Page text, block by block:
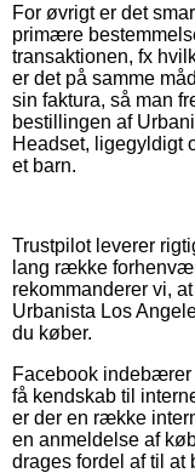
For øvrigt er det
primære
transaktionen, fx
er det på samme
sin faktura, så man
bestillingen af
Headset, ligegyldigt
et barn.
Trustpilot leverer
lang række
rekommanderer vi,
Urbanista Los
du køber.
Facebook
få kendskab til
er der en række
en anmeldelse af
drages fordel af til at